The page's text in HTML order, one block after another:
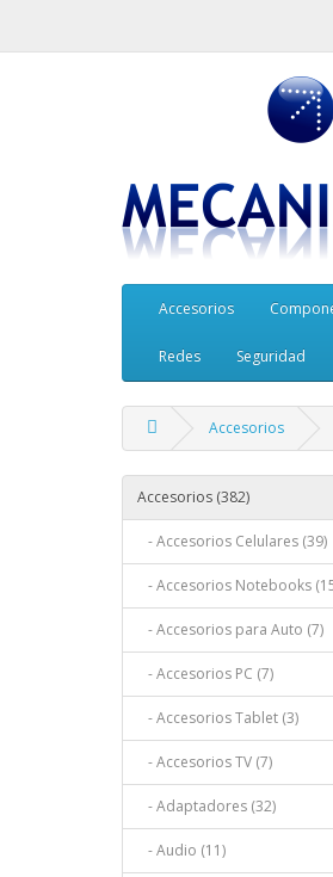
Accesorios
Redes Seguridad
Accesorios
Accesorios (382)
- Accesorios Celulares (39)
- Accesorios Notebooks
- Accesorios para Auto (7)
- Accesorios PC (7)
- Accesorios Tablet (3)
- Accesorios TV (7)
- Adaptadores (32)
- Audio (11)